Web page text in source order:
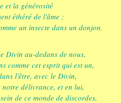
et la générosité
éthéré de l'âme ;
un insecte dans un donjon.
Divin au-dedans de nous,
comme cet esprit qui est un,
l'être, avec le Divin,
délivrance, et en lui,
de ce monde de discordes,